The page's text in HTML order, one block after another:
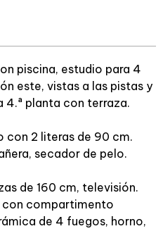
piscina, estudio para 4
este, vistas a las pistas y
4.ª planta con terraza.
con 2 literas de 90 cm.
secador de pelo.
de 160 cm, televisión.
con compartimento
de 4 fuegos, horno,